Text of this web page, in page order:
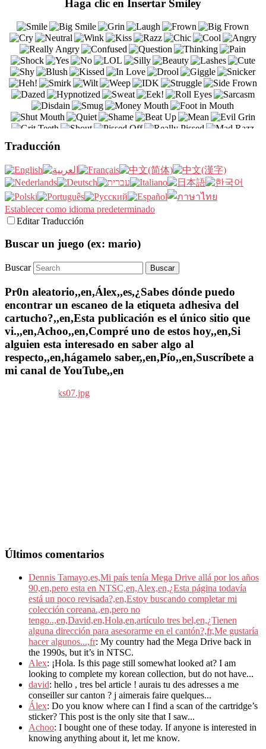
Haga clic en Insertar Smiley
Traducción
Establecer como idioma predeterminado
Editar Traducción
Buscar un juego (ex: mario)
Buscar
Pr0n aleatorio,,en,Álex,,es,¿Sabes dónde puedo
encontrar un escaneo de la etiqueta adhesiva del
cartucho?,,en,Esta publicación es el único sitio que
vi.,,en,Achoo,,en,Compré uno de estos hoy,,en,Si
alguien esta interesado en saber algo al
respecto,,en,hágamelo saber,,en,Pío,,en,Suscríbete a
mi canal de YouTube,,en
Últimos comentarios
Dennis Tamayo,es,Mi país tenía Mega Drive allá por los años
90,en,pero esta en NTSC,en,Alex,en,¿Esta página todavía
está un poco revisada?,en,Estoy buscando completar mi
colección coreana.,en,pero no
tengo..,en,David,en,Hola,en,artículo tres bel,en,¿Tienen
alguna dirección para asesorarme en el cantón?,fr,Me gustaría
hacer algunos...,fr: My country had the Mega Drive back in
the 1990s, but it’s in NTSC.
Alex: ¡Hola. Is this page still somewhat looked at? I am
looking to complete my korean collection, but do not have...
david: hello , tres bel article ! aurais tu des adresses a me
conseiller sur canton ? j aimerais faire quelques...
Álex: Do you know where can I find a scan of the cartridge’s
sticker? This post is the only site that I saw...
Achoo: I bought one of these today. If anyone is interested in
knowing anything about it, let me know.